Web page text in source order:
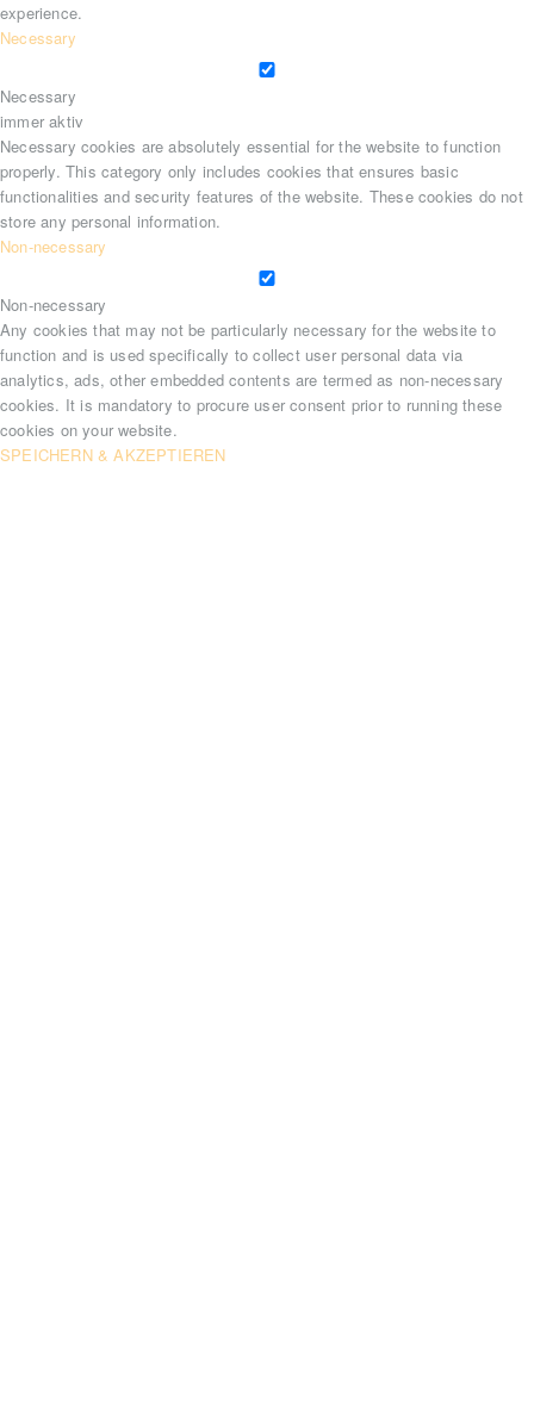
experience.
Necessary
Necessary
immer aktiv
Necessary cookies are absolutely essential for the website to function
properly. This category only includes cookies that ensures basic
functionalities and security features of the website. These cookies do not
store any personal information.
Non-necessary
Non-necessary
Any cookies that may not be particularly necessary for the website to
function and is used specifically to collect user personal data via
analytics, ads, other embedded contents are termed as non-necessary
cookies. It is mandatory to procure user consent prior to running these
cookies on your website.
SPEICHERN & AKZEPTIEREN